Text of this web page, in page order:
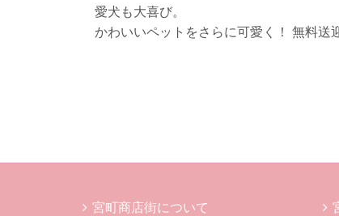
愛犬も大喜び。
かわいいペットをさらに可愛く！ 無料送
宮町商店街について